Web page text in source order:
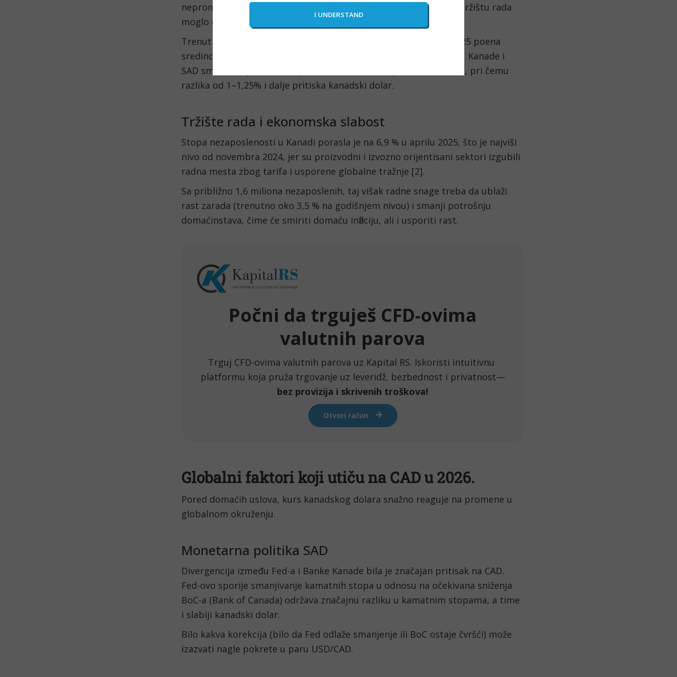
nepromenjenu. Međutim, upozorava da bi pogoršanje stanja na tržištu rada
moglo da dovede do sniženja već u junu.
Trenutna procena je više od 50% šanse za smanjenje kamate od 25 poena
sredinom godine. Suzbijanje razlike u kamatnim stopama između Kanade i
SAD smatra se jednim od
, pri čemu
razlika od 1–1,25% i dalje pritiska kanadski dolar.
Tržište rada i ekonomska slabost
Stopa nezaposlenosti u Kanadi porasla je na 6,9 % u aprilu 2025, što je najviši
nivo od novembra 2024, jer su proizvodni i izvozno orijentisani sektori izgubili
radna mesta zbog tarifa i usporene globalne tražnje [2].
Sa približno 1,6 miliona nezaposlenih, taj višak radne snage treba da ublaži
rast zarada (trenutno oko 3,5 % na godišnjem nivou) i smanji potrošnju
domaćinstava, čime će smiriti domaću inflaciju, ali i usporiti rast.
Globalni faktori koji utiču na CAD u 2026.
Pored domaćih uslova, kurs kanadskog dolara snažno reaguje na promene u
globalnom okruženju.
Monetarna politika SAD
Divergencija između Fed-a i Banke Kanade bila je značajan pritisak na CAD.
Fed-ovo sporije smanjivanje kamatnih stopa u odnosu na očekivana sniženja
BoC-a (Bank of Canada) održava značajnu razliku u kamatnim stopama, a time
i slabiji kanadski dolar.
Bilo kakva korekcija (bilo da Fed odlaže smanjenje ili BoC ostaje čvršći) može
izazvati nagle pokrete u paru USD/CAD.